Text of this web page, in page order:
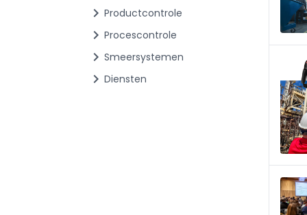
chevron_right Productcontrole
chevron_right Procescontrole
chevron_right Smeersystemen
chevron_right Diensten